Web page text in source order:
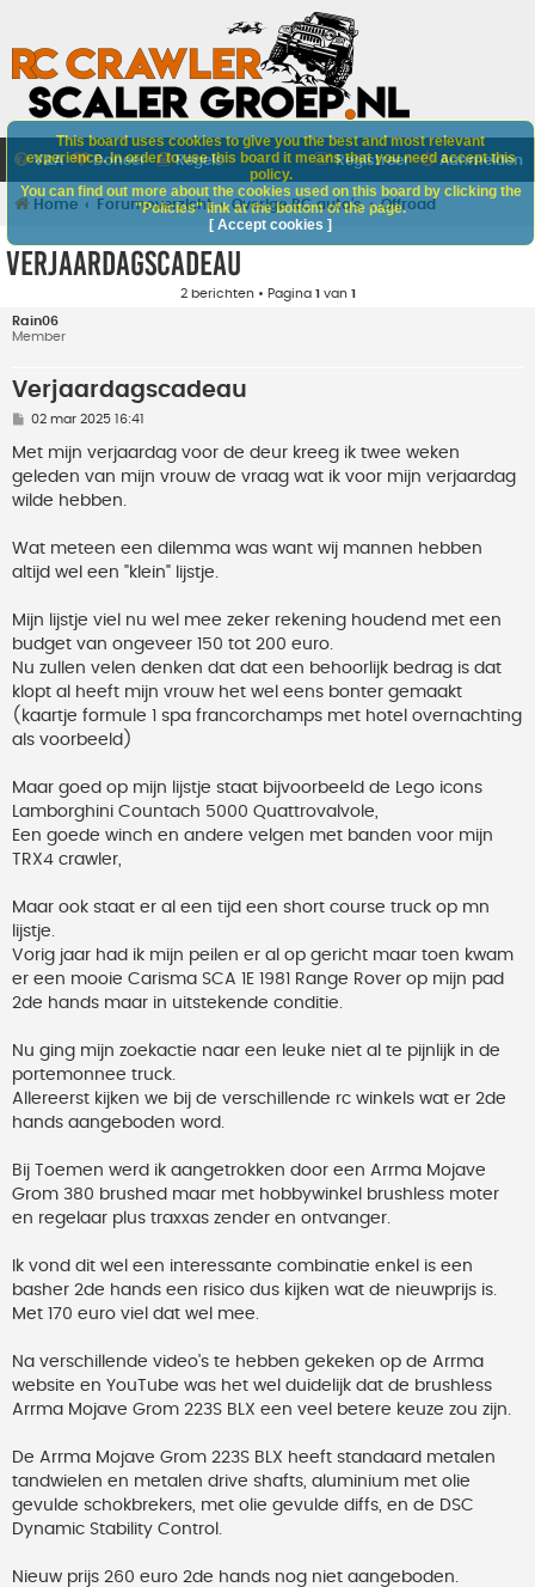
V&A Doneer Regels Aanmelden
Registreer
Home Forumoverzicht Overige RC auto's Offroad
Verjaardagscadeau
2 berichten • Pagina 1 van 1
Rain06
Member
Verjaardagscadeau
B
r
c
h
02 mar 2025 16:41
Met mijn verjaardag voor de deur kreeg ik twee weken
geleden van mijn vrouw de vraag wat ik voor mijn verjaardag
wilde hebben.
Wat meteen een dilemma was want wij mannen hebben
altijd wel een "klein" lijstje.
Mijn lijstje viel nu wel mee zeker rekening houdend met een
budget van ongeveer 150 tot 200 euro.
Nu zullen velen denken dat dat een behoorlijk bedrag is dat
klopt al heeft mijn vrouw het wel eens bonter gemaakt
(kaartje formule 1 spa francorchamps met hotel overnachting
als voorbeeld)
Maar goed op mijn lijstje staat bijvoorbeeld de Lego icons
Lamborghini Countach 5000 Quattrovalvole,
Een goede winch en andere velgen met banden voor mijn
TRX4 crawler,
Maar ook staat er al een tijd een short course truck op mn
lijstje.
Vorig jaar had ik mijn peilen er al op gericht maar toen kwam
er een mooie Carisma SCA 1E 1981 Range Rover op mijn pad
2de hands maar in uitstekende conditie.
Nu ging mijn zoekactie naar een leuke niet al te pijnlijk in de
portemonnee truck.
Allereerst kijken we bij de verschillende rc winkels wat er 2de
hands aangeboden word.
Bij Toemen werd ik aangetrokken door een Arrma Mojave
Grom 380 brushed maar met hobbywinkel brushless moter
en regelaar plus traxxas zender en ontvanger.
Ik vond dit wel een interessante combinatie enkel is een
basher 2de hands een risico dus kijken wat de nieuwprijs is.
Met 170 euro viel dat wel mee.
Na verschillende video's te hebben gekeken op de Arrma
website en YouTube was het wel duidelijk dat de brushless
Arrma Mojave Grom 223S BLX een veel betere keuze zou zijn.
De Arrma Mojave Grom 223S BLX heeft standaard metalen
tandwielen en metalen drive shafts, aluminium met olie
gevulde schokbrekers, met olie gevulde diffs, en de DSC
Dynamic Stability Control.
Nieuw prijs 260 euro 2de hands nog niet aangeboden.
This board uses cookies to give you the best and most relevant
experience. In order to use this board it means that you need accept this
policy.
You can find out more about the cookies used on this board by clicking the
"Policies" link at the bottom of the page.
[ Accept cookies ]